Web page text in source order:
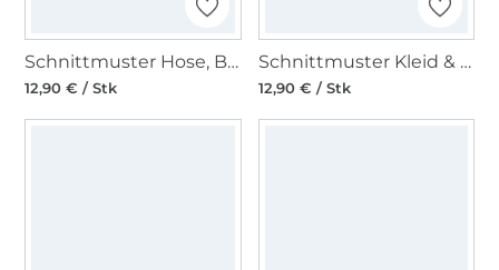
Schnittmuster Hose, Burda 5751
12,90 € / Stk
Schnittmuster Kleid & Bluse, Burda 5741
12,90 € / Stk